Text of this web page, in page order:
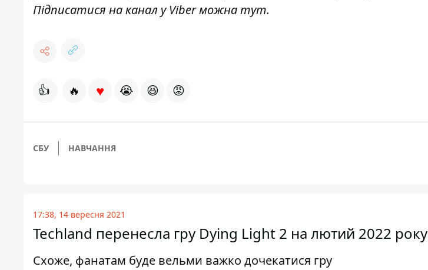
Підписатися на канал у Viber можнатут.
👍 🔥 ♥ 😭 😆 😡
СБУ НАВЧАННЯ
17:38, 14 вересня 2021
Techland перенесла гру Dying Light 2 на лютий 2022 року
Схоже, фанатам буде вельми важко дочекатися гру